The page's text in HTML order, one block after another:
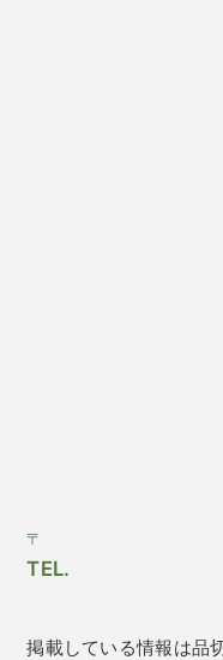
〒
TEL.
掲載している情報は品